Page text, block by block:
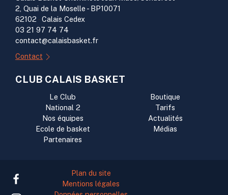
2, Quai de la Moselle - BP10071
62102 -Calais Cedex
03 21 97 74 74
contact@calaisbasket.fr
Contact
CLUB CALAIS BASKET
Le Club
National 2
Nos équipes
Ecole de basket
Partenaires
Boutique
Tarifs
Actualités
Médias
Plan du site
Mentions légales